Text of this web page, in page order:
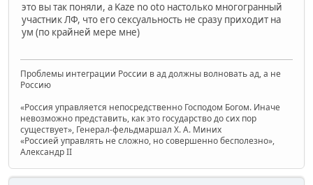
это вы так поняли, а Kaze no oto настолько многогранный
участник ЛФ, что его сексуальность не сразу приходит на
ум (по крайней мере мне)
Проблемы интеграции России в ад должны волновать ад, а не
Россию
«Россия управляется непосредственно Господом Богом. Иначе
невозможно представить, как это государство до сих пор
существует», Генерал-фельдмаршал Х. А. Миних
«Россией управлять не сложно, но совершенно бесполезно»,
Александр II